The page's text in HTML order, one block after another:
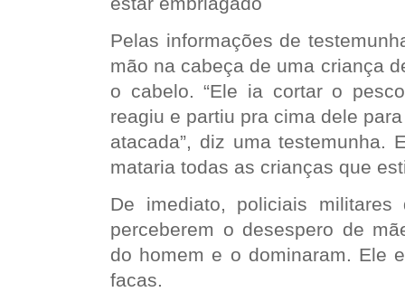
Pelas informações de
mão na cabeça de uma criança
o cabelo. “Ele ia cortar o
reagiu e partiu pra cima dele
atacada”, diz uma testemunha.
mataria todas as crianças que
De imediato, policiais
perceberem o desespero de
do homem e o dominaram. Ele
facas.